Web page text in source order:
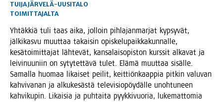
TUIJA JÄRVELÄ-UUSITALO
TOIMITTAJALTA
Yhtäk­kiä tuli taas aika, jol­loin pih­la­jan­mar­jat kyp­sy­vät,
jäl­ki­kas­vu muut­taa takai­sin opis­ke­lu­paik­ka­kun­nal­le,
kesä­toi­mit­ta­jat läh­te­vät, kan­sa­lais­opis­ton kurs­sit alka­vat ja
lei­vi­nuu­niin on syty­tet­tä­vä tulet. Elä­mä muut­taa sisäl­le.
Samal­la huo­maa likai­set pei­lit, keit­tiön­kaap­pia pit­kin valu­van
kah­vi­va­nan ja alku­ke­säs­tä tele­vi­sio­pöy­däl­le unoh­tu­neen
kah­vi­ku­pin. Likai­sia ja puh­tai­ta pyyk­ki­vuo­ria, luke­mat­to­mia